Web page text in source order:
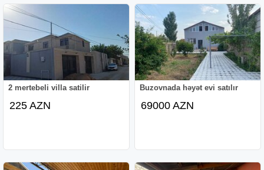
2 mertebeli villa satilir
225 AZN
Buzovnada həyət evi satılır
69000 AZN